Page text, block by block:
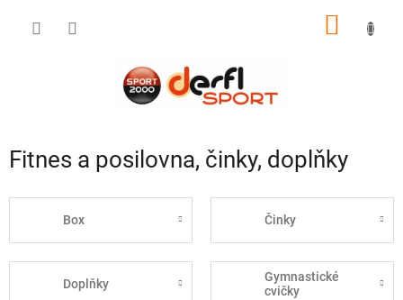
Fitnes a posilovna, činky, doplňky
Box Činky
Doplňky
Gymnastické
cvičky